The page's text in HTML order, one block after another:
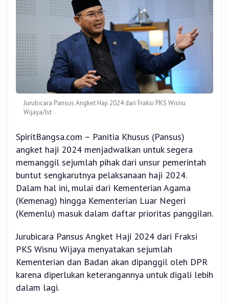
Jurubicara Pansus Angket Haji 2024 dari Fraksi PKS Wisnu
Wijaya/Ist
SpiritBangsa.com – Panitia Khusus (Pansus)
angket haji 2024 menjadwalkan untuk segera
memanggil sejumlah pihak dari unsur pemerintah
buntut sengkarutnya pelaksanaan haji 2024.
Dalam hal ini, mulai dari Kementerian Agama
(Kemenag) hingga Kementerian Luar Negeri
(Kemenlu) masuk dalam daftar prioritas panggilan.
Jurubicara Pansus Angket Haji 2024 dari Fraksi
PKS Wisnu Wijaya menyatakan sejumlah
Kementerian dan Badan akan dipanggil oleh DPR
karena diperlukan keterangannya untuk digali lebih
dalam lagi.